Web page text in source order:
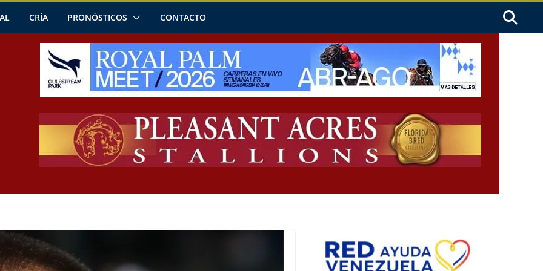
CRÍA PRONÓSTICOS CONTACTO